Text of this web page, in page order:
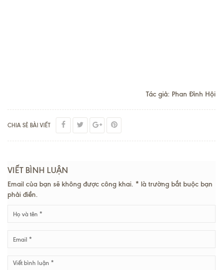
Tác giả: Phan Đình Hội
CHIA SẺ BÀI VIẾT
VIẾT BÌNH LUẬN
Email của bạn sẽ không được công khai. * là trường bắt buộc bạn
phải điền.